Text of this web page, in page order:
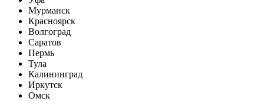
Мурманск
Красноярск
Волгоград
Саратов
Пермь
Тула
Калининград
Иркутск
Омск